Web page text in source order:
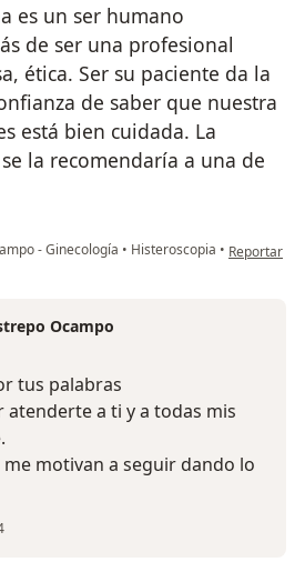
es un ser humano
de ser una profesional
ética. Ser su paciente da la
de saber que nuestra
está bien cuidada. La
la recomendaría a una de
- Ginecología • Histeroscopia • en opinión
Reportar
Ocampo
tus palabras
atenderte a ti y a todas mis
motivan a seguir dando lo